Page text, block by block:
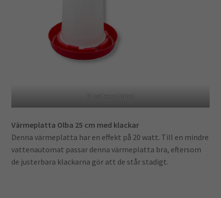
3 l vattenautomat
Värmeplatta Olba 25 cm med klackar
Denna värmeplatta har en effekt på 20 watt. Till en mindre
vattenautomat passar denna värmeplatta bra, eftersom
de justerbara klackarna gör att de står stadigt.